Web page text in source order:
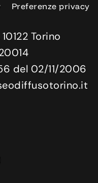
Preferenze privacy
Torino
del 02/11/2006